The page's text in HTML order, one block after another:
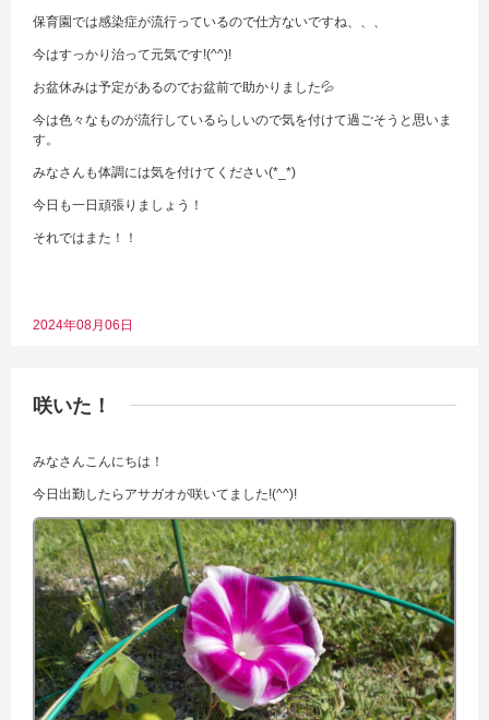
保育園では感染症が流行っているので仕方ないですね、、、
今はすっかり治って元気です!(^^)!
お盆休みは予定があるのでお盆前で助かりました💦
今は色々なものが流行しているらしいので気を付けて過ごそうと思いま
す。
みなさんも体調には気を付けてください(*_*)
今日も一日頑張りましょう！
それではまた！！
2024年08月06日
咲いた！
みなさんこんにちは！
今日出勤したらアサガオが咲いてました!(^^)!